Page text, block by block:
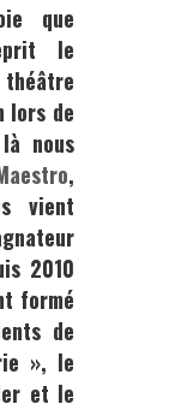
que
le
lors de
nous
,
vient
2010
formé
de
», le
et le